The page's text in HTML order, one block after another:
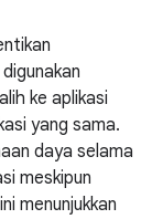
ke aplikasi
yang sama.
daya selama
meskipun
menunjukkan